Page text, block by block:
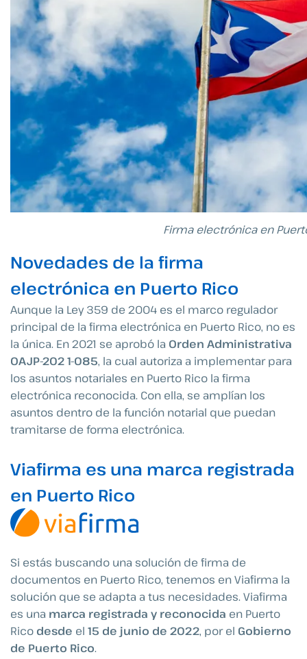
Firma electrónica en
Novedades de la firma
electrónica en Puerto Rico
Aunque la Ley 359 de 2004 es el marco regulador
principal de la firma electrónica en Puerto Rico, no es
la única. En 2021 se aprobó la Orden Administrativa
OAJP-202 1-085, la cual autoriza a implementar para
los asuntos notariales en Puerto Rico la firma
electrónica reconocida. Con ella, se amplían los
asuntos dentro de la función notarial que puedan
tramitarse de forma electrónica.
Viafirma es una marca registrada
en Puerto Rico
Si estás buscando una solución de firma de
documentos en Puerto Rico, tenemos en Viafirma la
solución que se adapta a tus necesidades. Viafirma
es una marca registrada y reconocida en Puerto
Rico desde el 15 de junio de 2022, por el Gobierno
de Puerto Rico.